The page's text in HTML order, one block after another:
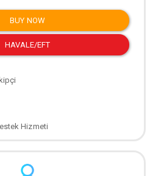
BUY NOW
HAVALE/EFT
Hizmeti